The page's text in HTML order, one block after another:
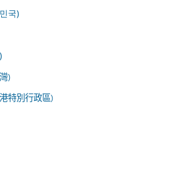
국)
)
特別行政區)